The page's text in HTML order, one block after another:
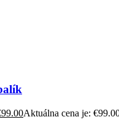
99.00Aktuálna cena je: